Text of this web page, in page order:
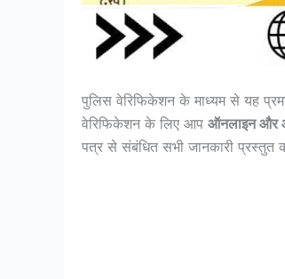
पुलिस वेरिफिकेशन के माध्यम से यह
वेरिफिकेशन के लिए आप ऑनलाइन और
पत्र से संबंधित सभी जानकारी प्रस्तुत